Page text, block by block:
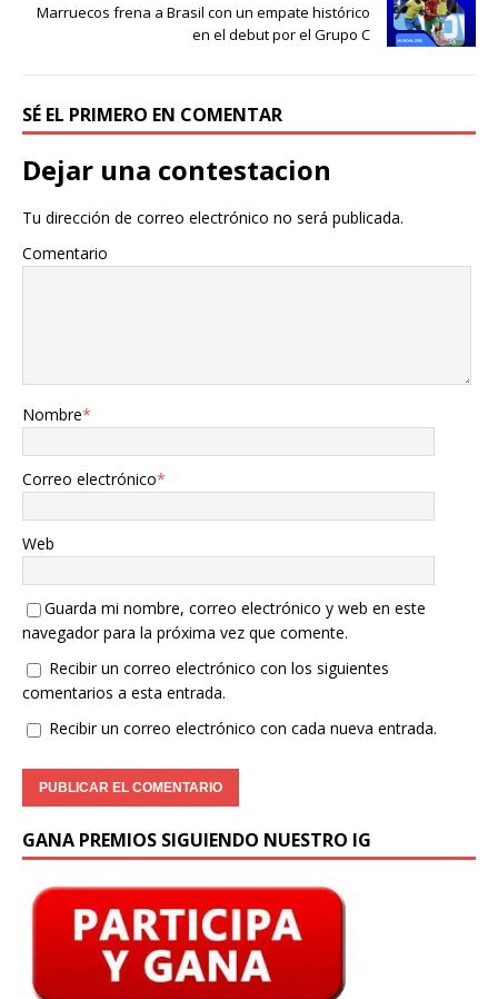
Marruecos frena a Brasil con un empate histórico
en el debut por el Grupo C
SÉ EL PRIMERO EN COMENTAR
Dejar una contestacion
Tu dirección de correo electrónico no será publicada.
Comentario
Nombre*
Correo electrónico*
Web
Guarda mi nombre, correo electrónico y web en este
navegador para la próxima vez que comente.
Recibir un correo electrónico con los siguientes
comentarios a esta entrada.
Recibir un correo electrónico con cada nueva entrada.
GANA PREMIOS SIGUIENDO NUESTRO IG